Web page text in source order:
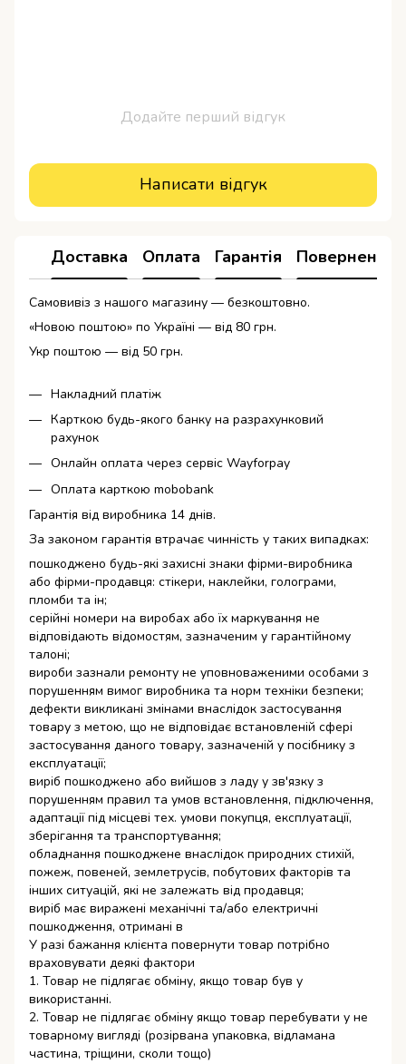
Додайте перший відгук
Написати відгук
Доставка Оплата Гарантія Повернення
Самовивіз з нашого магазину — безкоштовно.
«Новою поштою» по Україні — від 80 грн.
Укр поштою — від 50 грн.
Накладний платіж
Карткою будь-якого банку на разрахунковий
рахунок
Онлайн оплата через сервіс Wayforpay
Оплата карткою mobobank
Гарантія від виробника 14 днів.
За законом гарантія втрачає чинність у таких випадках:
пошкоджено будь-які захисні знаки фірми-виробника
або фірми-продавця: стікери, наклейки, голограми,
пломби та ін;
серійні номери на виробах або їх маркування не
відповідають відомостям, зазначеним у гарантійному
талоні;
вироби зазнали ремонту не уповноваженими особами з
порушенням вимог виробника та норм техніки безпеки;
дефекти викликані змінами внаслідок застосування
товару з метою, що не відповідає встановленій сфері
застосування даного товару, зазначеній у посібнику з
експлуатації;
виріб пошкоджено або вийшов з ладу у зв'язку з
порушенням правил та умов встановлення, підключення,
адаптації під місцеві тех. умови покупця, експлуатації,
зберігання та транспортування;
обладнання пошкоджене внаслідок природних стихій,
пожеж, повеней, землетрусів, побутових факторів та
інших ситуацій, які не залежать від продавця;
виріб має виражені механічні та/або електричні
пошкодження, отримані в
У разі бажання клієнта повернути товар потрібно
враховувати деякі фактори
1. Товар не підлягає обміну, якщо товар був у
використанні.
2. Товар не підлягає обміну якщо товар перебувати у не
товарному вигляді (розірвана упаковка, відламана
частина, тріщини, сколи тощо)